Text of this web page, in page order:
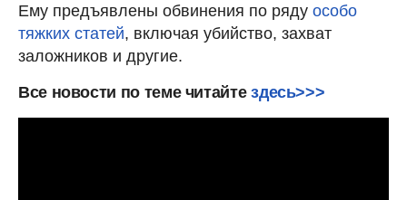
Ему предъявлены обвинения по ряду особо
тяжких статей, включая убийство, захват
заложников и другие.
Все новости по теме читайте здесь>>>